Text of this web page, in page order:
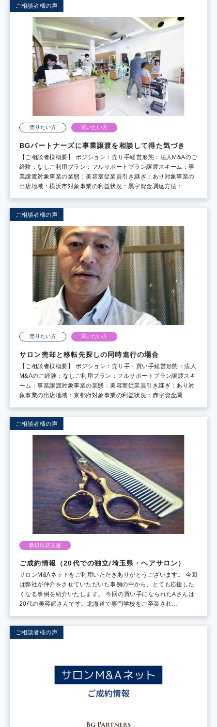
ご相談者様の声
売りたい方 買いたい方
BGパートナーズに事業譲渡を相談して得た気づき
【ご相談者様概要】 ポジション：売り手経営形態：法人M&Aのご
経験：なしご利用プラン：フルサポートプラン譲渡スキーム：事
業譲渡対象事業の業態：美容室従業員引き継ぎ：あり対象事業の
出店地域：横浜市対象事業の利益状況：黒字資金調達方法：…
ご相談者様の声
売りたい方 買いたい方
サロン売却と移転先探しの同時進行の場合
【ご相談者様概要】 ポジション：売り手・買い手経営形態：法人
M&Aのご経験：なしご利用プラン：フルサポートプラン譲渡スキ
ーム：事業譲渡対象事業の業態：美容室従業員引き継ぎ：あり対
象事業の出店地域：京都府対象事業の利益状況：赤字資金調…
ご相談者様の声
新規出店支援
ご成約情報（20代での独立/埼玉県・ヘアサロン）
サロンM&Aネットをご利用いただきありがとうございます。 今回
は弊社が仲介をさせていただいた事例の中から、とても応援した
くなる事例を紹介いたします。 今回の買い手になられたAさんは
20代の美容師さんです。北海道で専門学校をご卒業され…
ご相談者様の声